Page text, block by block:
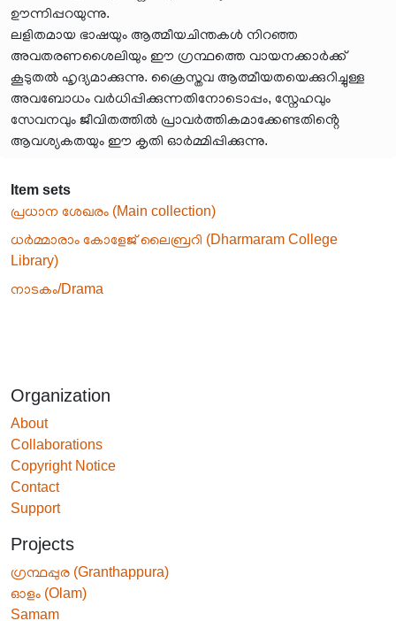
ഊന്നിപ്പറയുന്നു.
ലളിതമായ ഭാഷയും ആത്മീയചിന്തകൾ നിറഞ്ഞ
അവതരണശൈലിയും ഈ ഗ്രന്ഥത്തെ വായനക്കാർക്ക്
കൂടുതൽ ഹൃദ്യമാക്കുന്നു. ക്രൈസ്തവ ആത്മീയതയെക്കുറിച്ചുള്ള
അവബോധം വർധിപ്പിക്കുന്നതിനോടൊപ്പം, സ്നേഹവും
സേവനവും ജീവിതത്തിൽ പ്രാവർത്തികമാക്കേണ്ടതിൻ്റെ
ആവശ്യകതയും ഈ കൃതി ഓർമ്മിപ്പിക്കുന്നു.
Item sets
പ്രധാന ശേഖരം (Main collection)
ധർമ്മാരാം കോളേജ് ലൈബ്രറി (Dharmaram College
Library)
നാടകം/Drama
Organization
About
Collaborations
Copyright Notice
Contact
Support
Projects
ഗ്രന്ഥപ്പുര (Granthappura)
ഓളം (Olam)
Samam